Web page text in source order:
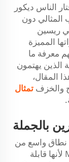
الناس ديكور
المثالي دون
ريسين
المميزة
معرفة ما
الذين يهتمون
المقال،
والخزف تمثال
بالجملة
نطاق واسع من
قبل الشركات المصنعة مثل MornsunGifts لأنها قابلة